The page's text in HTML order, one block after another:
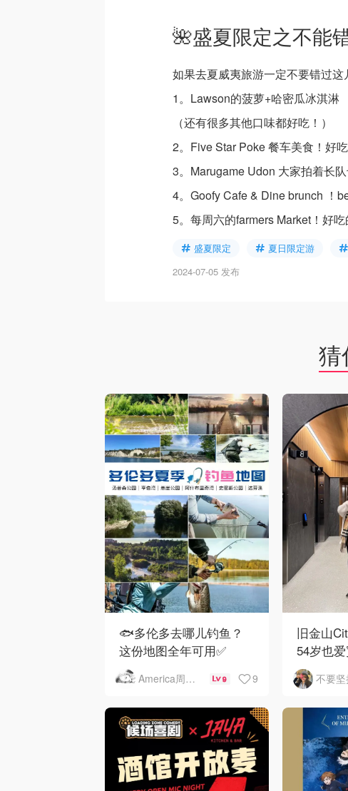
🌺盛夏限定之不能
如果去夏威夷旅游一定不要错过这
1。Lawson的菠萝+哈密瓜冰淇淋
（还有很多其他口味都好吃！）
2。Five Star Poke 餐车美食！好
3。Marugame Udon 大家拍着长
4。Goofy Cafe & Dine brunch ！
5。每周六的farmers Market！好
盛夏限定 夏日限定游
2024-07-05 发布
猜
🐟多伦多去哪儿钓鱼？
这份地图全年可用✅
America周末快讯 9 9
旧金山
54岁也
下紧真的
不要